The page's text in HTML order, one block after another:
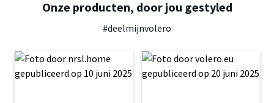
Onze producten, door jou gestyled
#deelmijnvolero